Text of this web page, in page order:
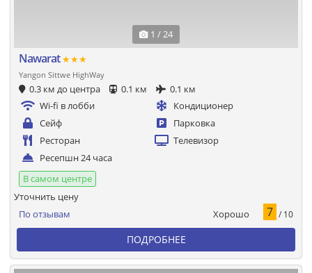
1 / 24
Nawarat★★★
Yangon Sittwe HighWay
0.3 км до центра 0.1 км
0.1 км
Wi-fi в лобби
Кондиционер
Сейф
Парковка
Ресторан
Телевизор
Ресепшн 24 часа
В самом центре
По отзывам Хорошо 7 / 10
Уточнить цену
ПОДРОБНЕЕ